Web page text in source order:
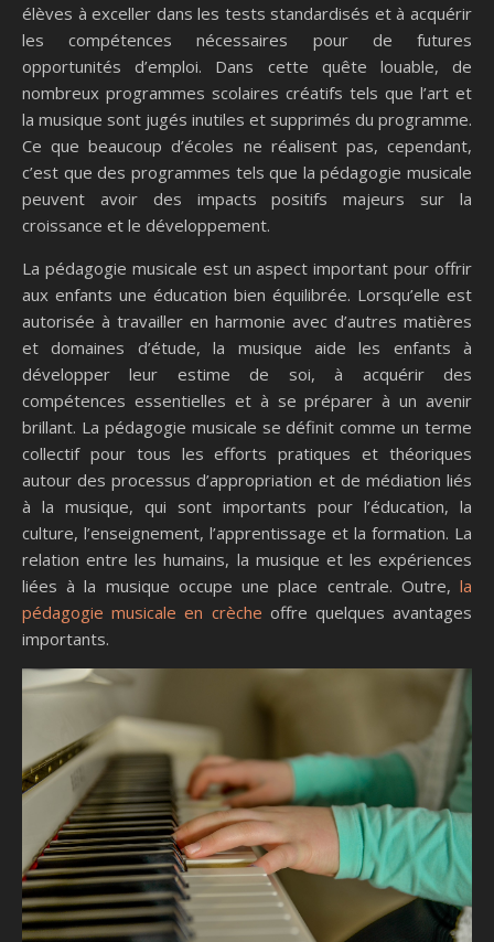
élèves à exceller dans les tests standardisés et à acquérir
les compétences nécessaires pour de futures
opportunités d’emploi. Dans cette quête louable, de
nombreux programmes scolaires créatifs tels que l’art et
la musique sont jugés inutiles et supprimés du programme.
Ce que beaucoup d’écoles ne réalisent pas, cependant,
c’est que des programmes tels que la pédagogie musicale
peuvent avoir des impacts positifs majeurs sur la
croissance et le développement.
La pédagogie musicale est un aspect important pour offrir
aux enfants une éducation bien équilibrée. Lorsqu’elle est
autorisée à travailler en harmonie avec d’autres matières
et domaines d’étude, la musique aide les enfants à
développer leur estime de soi, à acquérir des
compétences essentielles et à se préparer à un avenir
brillant. La pédagogie musicale se définit comme un terme
collectif pour tous les efforts pratiques et théoriques
autour des processus d’appropriation et de médiation liés
à la musique, qui sont importants pour l’éducation, la
culture, l’enseignement, l’apprentissage et la formation. La
relation entre les humains, la musique et les expériences
liées à la musique occupe une place centrale. Outre, la
pédagogie musicale en crèche offre quelques avantages
importants.